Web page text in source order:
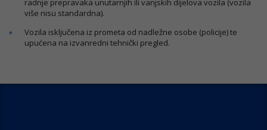
radnje prepravaka unutarnjih ili vanjskih dijelova vozila (vozila
više nisu standardna).
Vozila isključena iz prometa od nadležne osobe (policije) te
upućena na izvanredni tehnički pregled.